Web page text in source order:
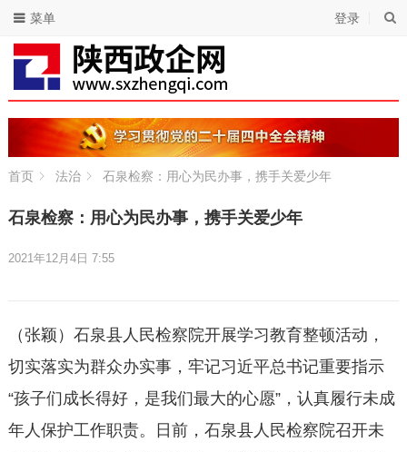
登录
菜单
首页 法治 石泉检察：用心为民办事，携手关爱少年
石泉检察：用心为民办事，携手关爱少年
2021年12月4日 7:55
（张颖）石泉县人民检察院开展学习教育整顿活动，
切实落实为群众办实事，牢记习近平总书记重要指示
“孩子们成长得好，是我们最大的心愿”，认真履行未成
年人保护工作职责。日前，石泉县人民检察院召开未